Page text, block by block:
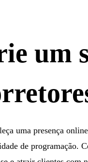
um
uma presença
de programação.